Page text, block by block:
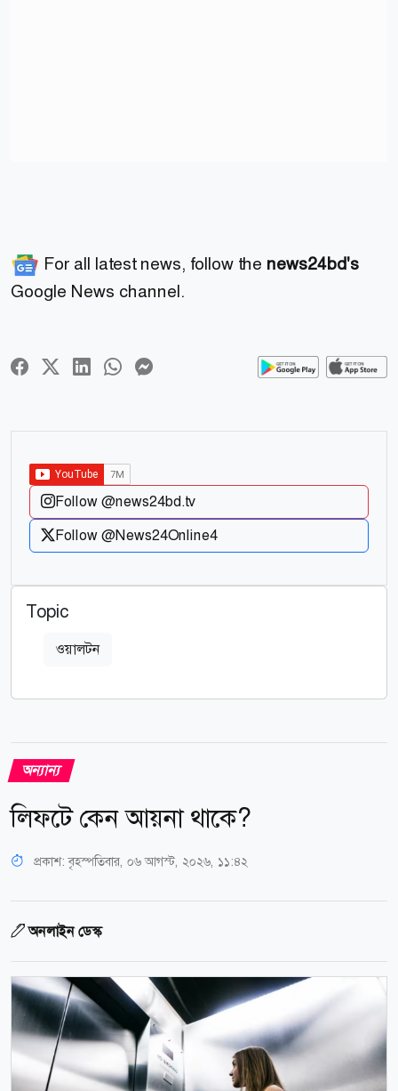
For all latest news, follow the news24bd's
Google News channel.
Follow @news24bd.tv
Follow @News24Online4
Topic
ওয়ালটন
অন্যান্য
লিফটে কেন আয়না থাকে?
প্রকাশ:বৃহস্পতিবার, ০৬ আগস্ট, ২০২৬, ১১:৪২
অনলাইন ডেস্ক